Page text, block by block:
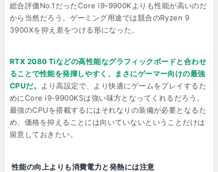
総合評価No.1だったCore i9-9900Kよりも性能が高いのだ
から当然だろう。ゲーミング用途では競合のRyzen 9
3900Xを抑え差をつける形になった。
RTX 2080 Tiなどの高性能なグラフィックボードと合わせ
ることで性能を発揮しやすく、まさにゲーマー向けの最強
CPUだ。 より高設定で、より快適にゲームをプレイするた
めにCore i9-9900KSは強い味方となってくれるだろう。
最強のCPUを搭載するにはそれなりの装備が必要となるた
め、価格を抑えることには向いていないということだけは
留意しておきたい。
性能の向上よりも消費電力と発熱には注意